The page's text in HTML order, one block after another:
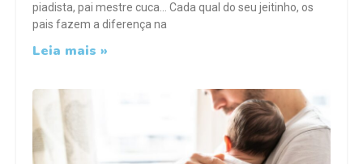
piadista, pai mestre cuca… Cada qual do seu jeitinho, os
pais fazem a diferença na
Leia mais »